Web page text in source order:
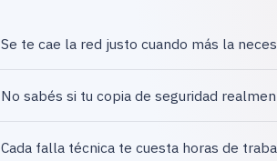
Se te cae la red justo cuando más la
No sabés si tu copia de seguridad
Cada falla técnica te cuesta horas de